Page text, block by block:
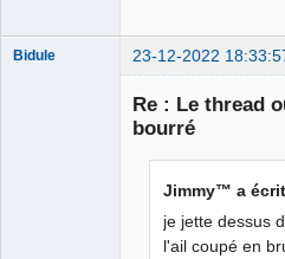
Bidule 23-12-2022
Re : Le thread
bourré
Jimmy™ a
je jette dessus
l'ail coupé en